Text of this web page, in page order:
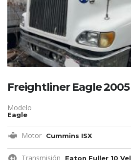
Freightliner Eagle 2005
Modelo
Eagle
Motor Cummins ISX
Transmisión Eaton Fuller 10 Vel